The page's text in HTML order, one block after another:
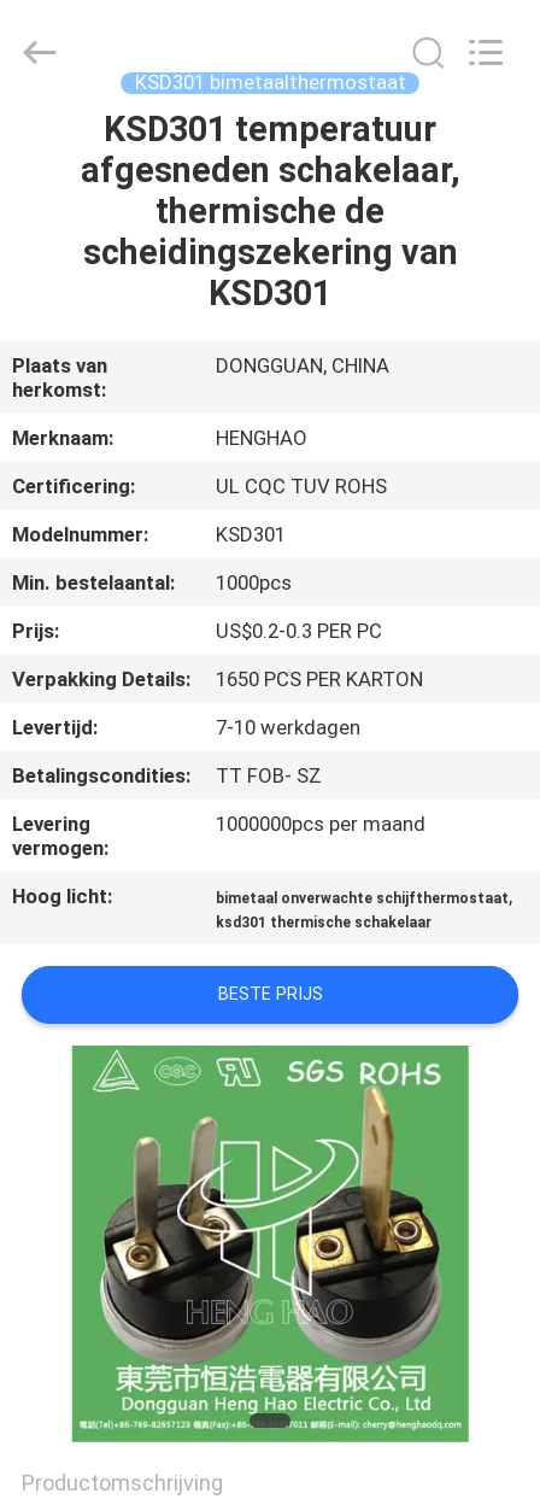
PRODUCTEN
OVER
ONS
FABRIEKSREIS
KWALITEITSCONTROLE
CONTACTEER
ONS
NIEUWS
ALLE
GEVALLEN
SITEMAP
PRIVACY
POLICY
KSD301 bimetaalthermostaat
KSD301 temperatuur
afgesneden schakelaar,
thermische de
scheidingszekering van
KSD301
Plaats van
herkomst:
DONGGUAN, CHINA
Merknaam:
HENGHAO
Certificering:
UL CQC TUV ROHS
Modelnummer:
KSD301
Min. bestelaantal:
1000pcs
Prijs:
US$0.2-0.3 PER PC
Verpakking Details:
1650 PCS PER KARTON
Levertijd:
7-10 werkdagen
Betalingscondities:
TT FOB- SZ
Levering
vermogen:
1000000pcs per maand
Hoog licht: bimetaal onverwachte schijfthermostaat,
ksd301 thermische schakelaar
BESTE PRIJS
Productomschrijving